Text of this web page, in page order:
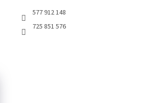
577 912 148
725 851 576